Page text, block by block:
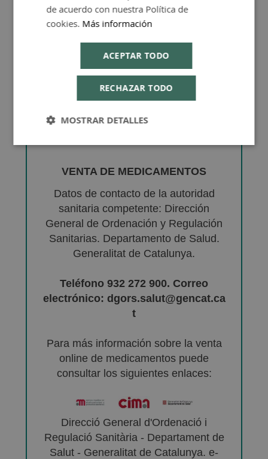
VENTA DE MEDICAMENTOS
Datos de contacto de la autoridad
sanitaria competente: Dirección
General de Ordenación y Regulación
Sanitarias. Departamento de Salud.
Generalitat de Catalunya.
Teléfono 932 272 900. Correo
electrónico: dgors.salut@gencat.ca
t
Para más información sobre la venta
online de medicamentos puede
consultar los siguientes enlaces:
Direcció General d'Ordenació i
Regulació Sanitària - Departament de
Salut - Generalitat de Catalunya. e-
de acuerdo con nuestra Política de
cookies. Más información
ACEPTAR TODO
RECHAZAR TODO
MOSTRAR DETALLES